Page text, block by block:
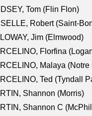
Tom (Flin Flon)
Robert (Saint-
Jim (Elmwood)
Florfina
Malaya (Notre
Ted (Tyndall
Shannon (Morris)
Shannon C